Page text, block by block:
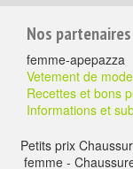
Pour
aller
plus
loin
Nos partenaires
femme-apepazza
Vetement de
Recettes et bons
Informations et
Petits prix
femme -